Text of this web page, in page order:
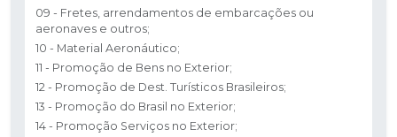
09 - Fretes, arrendamentos de embarcações ou
aeronaves e outros;
10 - Material Aeronáutico;
11 - Promoção de Bens no Exterior;
12 - Promoção de Dest. Turísticos Brasileiros;
13 - Promoção do Brasil no Exterior;
14 - Promoção Serviços no Exterior;